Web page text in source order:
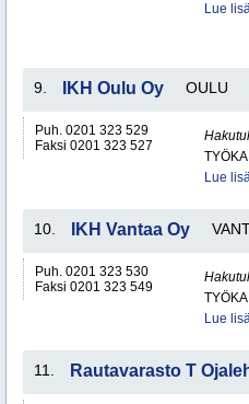
Lue
9. IKH Oulu Oy OULU
Puh. 0201 323 529
Faksi 0201 323 527
Lue
10. IKH Vantaa Oy
Puh. 0201 323 530
Faksi 0201 323 549
Lue
11. Rautavarasto T